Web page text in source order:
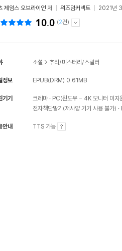
제임스 오브라이언 저 위즈덤커넥트 2021년
10.0 (2건)
소설 > 추리/미스터리/스릴러
정보 EPUB(DRM) 0.61MB
기기 크레마 PC(윈도우 - 4K 모니터 미지
전자책단말기(저사양 기기 사용 불가)
안내 TTS 가능